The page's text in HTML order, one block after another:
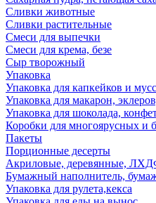
Сливки животные
Сливки растительные
Смеси для выпечки
Смеси для крема, безе
Сыр творожный
Упаковка
Упаковка для капкейков и
Упаковка для макарон,
Упаковка для шоколада,
Коробки для многоярусных и
Пакеты
Порционные десерты
Акриловые, деревянные,
Бумажный наполнитель,
Упаковка для рулета,кекса